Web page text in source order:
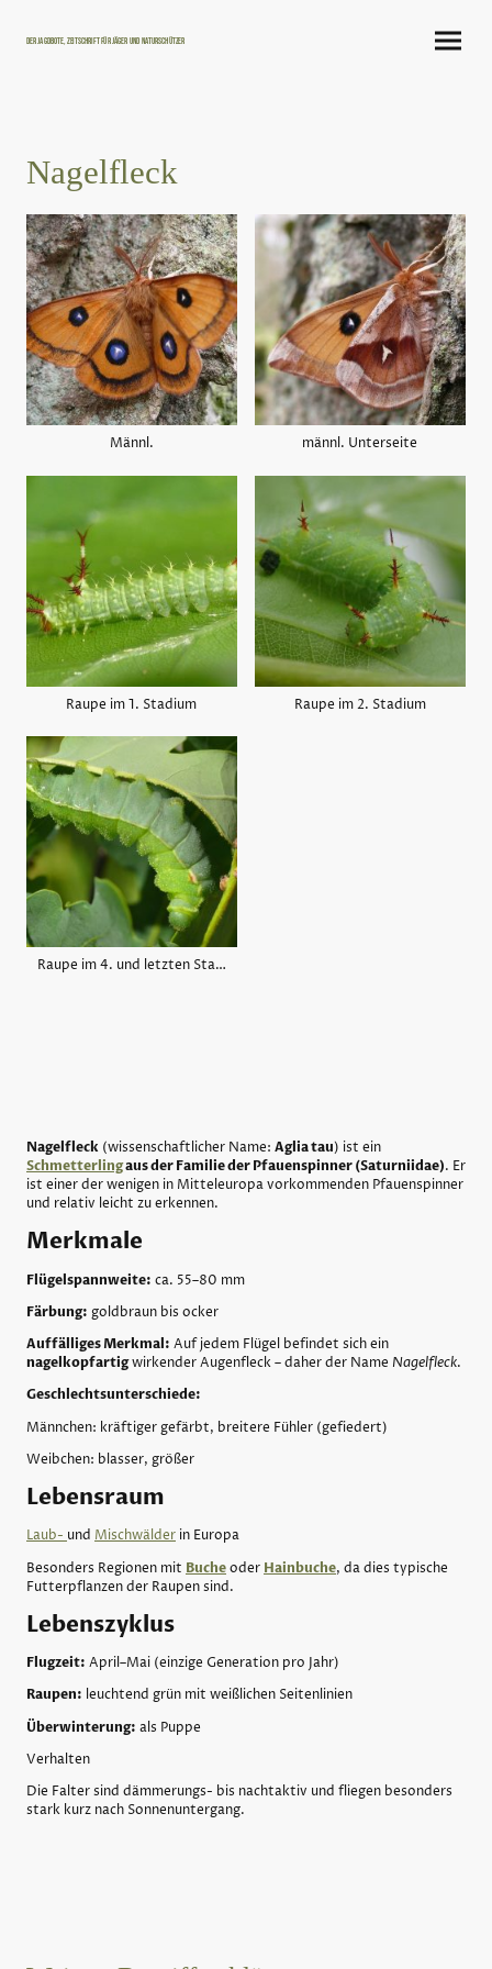
Der Jagdbote, Zeitschrift für Jäger und Naturschützer
Nagelfleck
Männl. männl. Unterseite
Raupe im 1. Stadium Raupe im 2. Stadium
Raupe im 4. und letzten Stadium
Nagelfleck (wissenschaftlicher Name: Aglia tau) ist ein
Schmetterlingaus der Familie der Pfauenspinner (Saturniidae). Er
ist einer der wenigen in Mitteleuropa vorkommenden Pfauenspinner
und relativ leicht zu erkennen.
Merkmale
Flügelspannweite: ca. 55–80 mm
Färbung: goldbraun bis ocker
Auffälliges Merkmal: Auf jedem Flügel befindet sich ein
nagelkopfartigwirkender Augenfleck – daher der Name Nagelfleck.
Geschlechtsunterschiede:
Männchen: kräftiger gefärbt, breitere Fühler (gefiedert)
Weibchen: blasser, größer
Lebensraum
Laub-und Mischwälder in Europa
Besonders Regionen mit Bucheoder Hainbuche, da dies typische
Futterpflanzen der Raupen sind.
Lebenszyklus
Flugzeit: April–Mai (einzige Generation pro Jahr)
Raupen: leuchtend grün mit weißlichen Seitenlinien
Überwinterung: als Puppe
Verhalten
Die Falter sind dämmerungs- bis nachtaktiv und fliegen besonders
stark kurz nach Sonnenuntergang.